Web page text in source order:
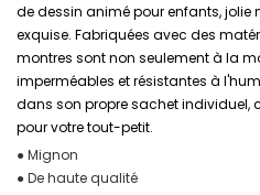
de dessin animé pour enfants, jolie
exquise. Fabriquées avec des
montres sont non seulement à la
imperméables et résistantes à
dans son propre sachet individuel,
pour votre tout-petit.
● Mignon
● De haute qualité